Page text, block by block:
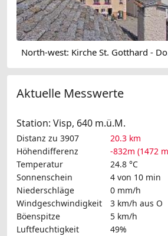
Aktuelle Messwerte
Station: Visp, 640 m.ü.M.
Distanz zu 3907
20.3 km
Höhendifferenz
-832m (1472
Temperatur
24.8 °C
Sonnenschein
4 von 10 min
Niederschläge
0 mm/h
Windgeschwindigkeit
3 km/h aus O
Böenspitze
5 km/h
Luftfeuchtigkeit
49%